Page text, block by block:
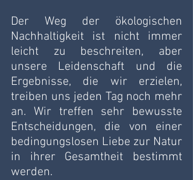
Der Weg der ökologischen
Nachhaltigkeit ist nicht immer
leicht zu beschreiten, aber
unsere Leidenschaft und die
Ergebnisse, die wir erzielen,
treiben uns jeden Tag noch mehr
an. Wir treffen sehr bewusste
Entscheidungen, die von einer
bedingungslosen Liebe zur Natur
in ihrer Gesamtheit bestimmt
werden.